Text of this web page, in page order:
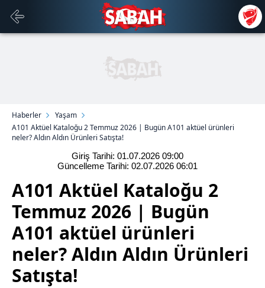
Haberler
Yaşam
A101 Aktüel Kataloğu 2 Temmuz 2026 | Bugün A101 aktüel ürünleri
neler? Aldın Aldın Ürünleri Satışta!
Giriş Tarihi: 01.07.2026 09:00
Güncelleme Tarihi: 02.07.2026 06:01
A101 Aktüel Kataloğu 2
Temmuz 2026 | Bugün
A101 aktüel ürünleri
neler? Aldın Aldın Ürünleri
Satışta!